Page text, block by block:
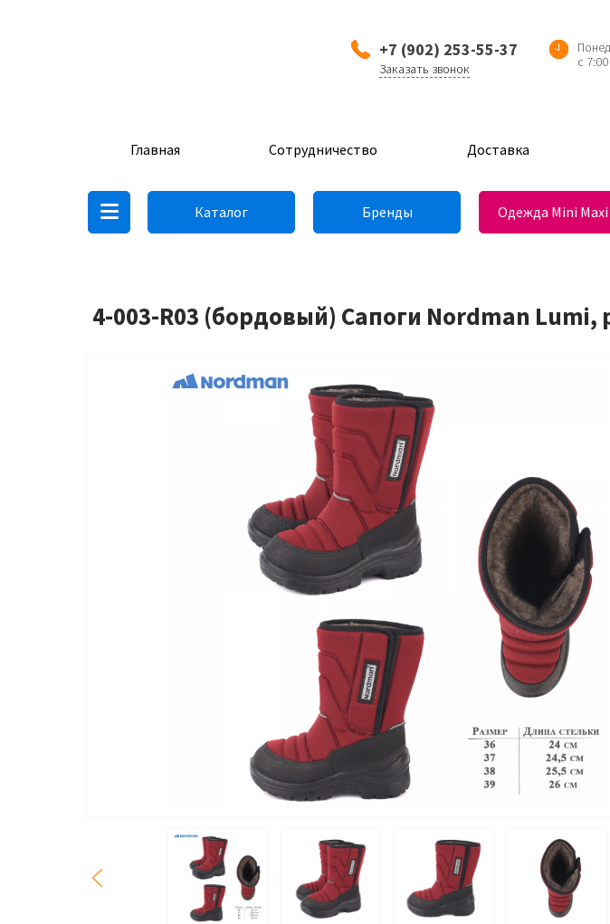
+7 (902) 253-55-37
Заказать звонок
с
Главная Сотрудничество Доставка
Каталог Бренды Одежда Mini Maxi
4-003-R03 (бордовый) Сапоги Nordman Lumi,